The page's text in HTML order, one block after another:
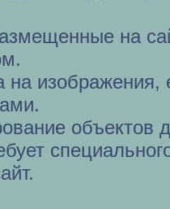
на
на изображения,
объектов